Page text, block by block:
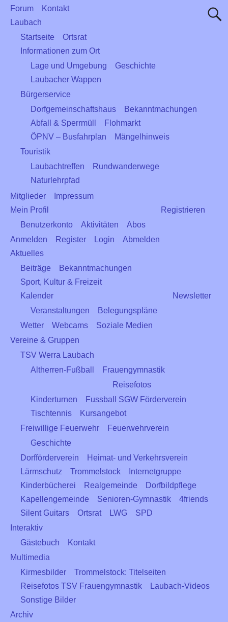
Forum
Kontakt
Laubach
Startseite
Ortsrat
Informationen zum Ort
Lage und Umgebung
Geschichte
Laubacher Wappen
Bürgerservice
Dorfgemeinschaftshaus
Bekanntmachungen
Abfall & Sperrmüll
Flohmarkt
ÖPNV – Busfahrplan
Mängelhinweis
Touristik
Laubachtreffen
Rundwanderwege
Naturlehrpfad
Mitglieder
Impressum
Mein Profil
Benutzerkonto
Aktivitäten Abos
Registrieren
Anmelden Register Login
Abmelden
Aktuelles
Beiträge
Bekanntmachungen
Sport, Kultur & Freizeit
Kalender
Veranstaltungen
Belegungspläne
Newsletter
Wetter Webcams
Soziale Medien
Vereine & Gruppen
TSV Werra Laubach
Altherren-Fußball
Frauengymnastik
Reisefotos
Kinderturnen
Fussball SGW Förderverein
Tischtennis
Kursangebot
Freiwillige Feuerwehr
Geschichte
Feuerwehrverein
Dorfförderverein
Heimat- und Verkehrsverein
Lärmschutz
Trommelstock
Internetgruppe
Kinderbücherei
Realgemeinde
Dorfbildpflege
Kapellengemeinde
Senioren-Gymnastik
4friends
Silent Guitars
Ortsrat LWG
SPD
Interaktiv
Gästebuch
Kontakt
Multimedia
Kirmesbilder
Trommelstock: Titelseiten
Reisefotos TSV Frauengymnastik
Laubach-Videos
Sonstige Bilder
Archiv